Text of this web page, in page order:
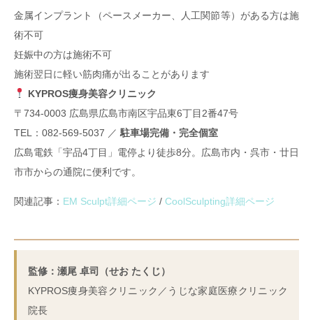
金属インプラント（ペースメーカー、人工関節等）がある方は施
術不可
妊娠中の方は施術不可
施術翌日に軽い筋肉痛が出ることがあります
KYPROS痩身美容クリニック
〒734-0003 広島県広島市南区宇品東6丁目2番47号
TEL：082-569-5037 ／ 駐車場完備・完全個室
広島電鉄「宇品4丁目」電停より徒歩8分。広島市内・呉市・廿日
市市からの通院に便利です。
関連記事： EM Sculpt詳細ページ / CoolSculpting詳細ページ
監修：瀬尾 卓司（せお たくじ）
KYPROS痩身美容クリニック／うじな家庭医療クリニック
院長